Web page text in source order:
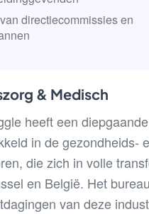
directiecommissies en
& Medisch
heeft een
in de gezondheids-
die zich in volle
en België. Het
van deze